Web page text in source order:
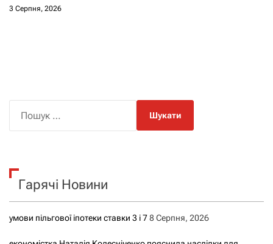
3 Серпня, 2026
к
Гарячі Новини
умови пільгової іпотеки ставки 3 і 78 Серпня, 2026